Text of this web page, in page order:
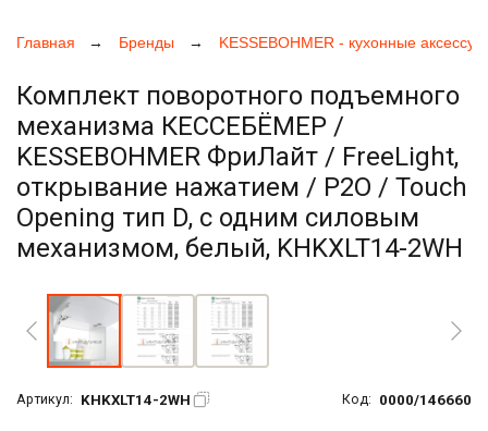
Главная Бренды KESSEBOHMER - кухонные
Комплект поворотного подъемного
механизма КЕССЕБЁМЕР /
KESSEBOHMER ФриЛайт / FreeLight,
открывание нажатием / P2O / Touch
Opening тип D, с одним силовым
механизмом, белый, KHKXLT14-2WH
Артикул: KHKXLT14-2WH Код: 0000/146660